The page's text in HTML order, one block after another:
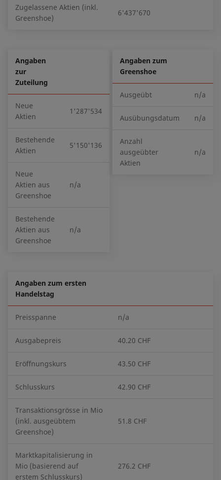
Zugelassene Aktien (inkl.
Greenshoe)
6'437'670
Angaben
zur
Zuteilung
Neue
Aktien
1'287'534
Bestehende
Aktien
5'150'136
Neue
Aktien aus
Greenshoe
n/a
Bestehende
Aktien aus
Greenshoe
n/a
Angaben zum
Greenshoe
Ausgeübt n/a
Ausübungsdatum n/a
Anzahl
ausgeübter
Aktien
n/a
Angaben zum ersten
Handelstag
Preisspanne n/a
Ausgabepreis 40.20 CHF
Eröffnungskurs 43.50 CHF
Schlusskurs 42.90 CHF
Transaktionsgrösse in Mio
(inkl. ausgeübtem
Greenshoe)
51.8 CHF
Marktkapitalisierung in
Mio (basierend auf
erstem Schlusskurs)
276.2 CHF